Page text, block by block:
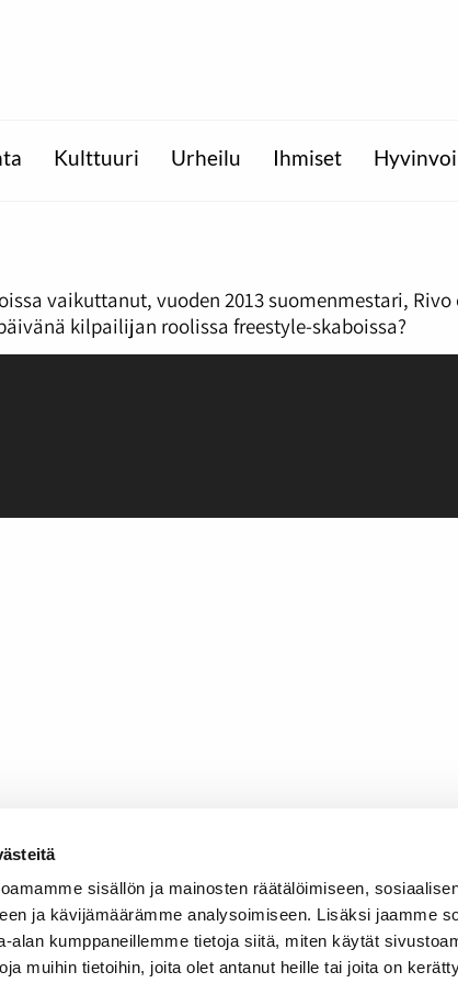
sisällön ja mainosten räätälöimiseen,
ja kävijämäärämme analysoimiseen. Lisäksi jaamme
alan kumppaneillemme tietoja siitä, miten käytät
muihin tietoihin, joita olet antanut heille tai joita on
Kulttuuri Urheilu Ihmiset
vaikuttanut, vuoden 2013 suomenmestari,
kilpailijan roolissa freestyle-skaboissa?